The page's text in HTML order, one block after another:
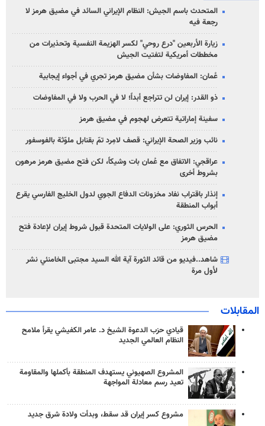
المتحدث باسم الجيش: النظام الإيراني السائد في مضيق هرمز لا
رجعة فيه
زيارة الأربعين "درع روحي" لكسر الهزيمة النفسية وتحذيرات من
مخططات أمريكية لتفتيت الجيش
عُمان: المفاوضات بشأن مضيق هرمز تجري في أجواء إيجابية
ذو القدر: إيران لن تتراجع أبداً؛ لا في الحرب ولا في المفاوضات
سفينة إماراتية تتعرض لهجوم في مضيق هرمز
نائب وزير الصحة الإيراني: قصف لامِرد تمّ بقنابل ملوّثة بالفوسفور
عراقجي: الاتفاق مع عُمان بات وشيكاً، لكن فتح مضيق هرمز مرهون
بشروط أخرى
إنذار باقتراب نفاد مخزونات الدفاع الجوي لدول الخليج الفارسي يقرع
أبواب المنطقة
الحرس الثوري: على الولايات المتحدة قبول شروط إيران لإعادة فتح
مضيق هرمز
شاهد..فيديو من قائد الثورة آية الله السيد مجتبى الخامنئي نشر
لأول مرة
المقابلات
قيادي حزب الدعوة الشيخ د. عامر الكفيشي يقرأ ملامح
النظام العالمي الجديد
المشروع الصهيوني يستهدف المنطقة بأكملها والمقاومة
تعيد رسم معادلة المواجهة
مشروع كسر إيران قد سقط، وبدأت ولادة شرق جديد